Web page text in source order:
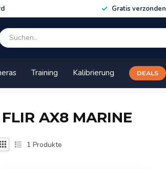
Gratis verzonden
Training Kalibrierung DEALS
AX8 MARINE
1 Produkte